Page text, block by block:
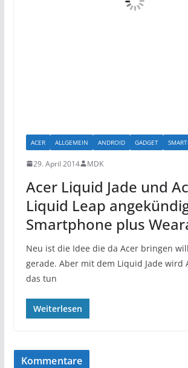
ACER ALLGEMEIN ANDROID GADGET
29. April 2014 MDK
Acer Liquid Jade und
Liquid Leap
Smartphone plus
Neu ist die Idee die da Acer bringen
gerade. Aber mit dem Liquid Jade wird
das tun
Weiterlesen
Kommentare